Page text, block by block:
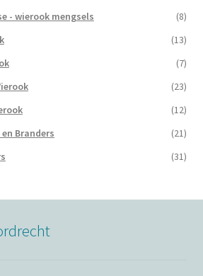
- wierook mengsels
(8)
(13)
(7)
(23)
(12)
Branders
(21)
(31)